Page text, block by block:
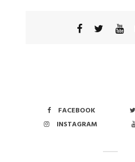
FACEBOOK
INSTAGRAM